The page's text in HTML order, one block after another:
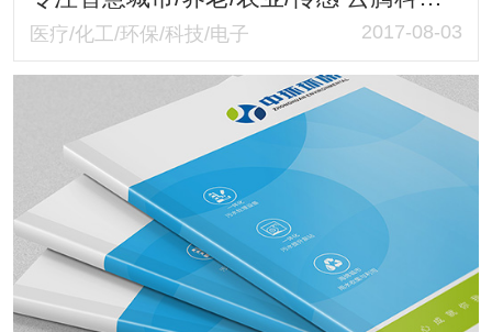
医疗/化工/环保/科技/电子 2017-08-03